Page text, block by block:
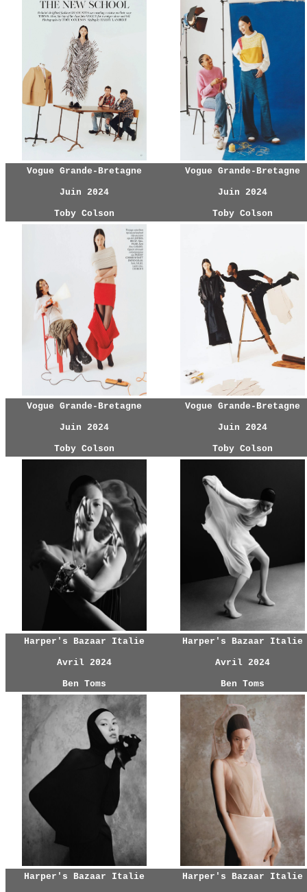
Vogue Grande-Bretagne
Juin 2024
Toby Colson
Vogue Grande-Bretagne
Juin 2024
Toby Colson
Vogue Grande-Bretagne
Juin 2024
Toby Colson
Vogue Grande-Bretagne
Juin 2024
Toby Colson
Harper's Bazaar Italie
Avril 2024
Ben Toms
Harper's Bazaar Italie
Avril 2024
Ben Toms
Harper's Bazaar Italie Harper's Bazaar Italie